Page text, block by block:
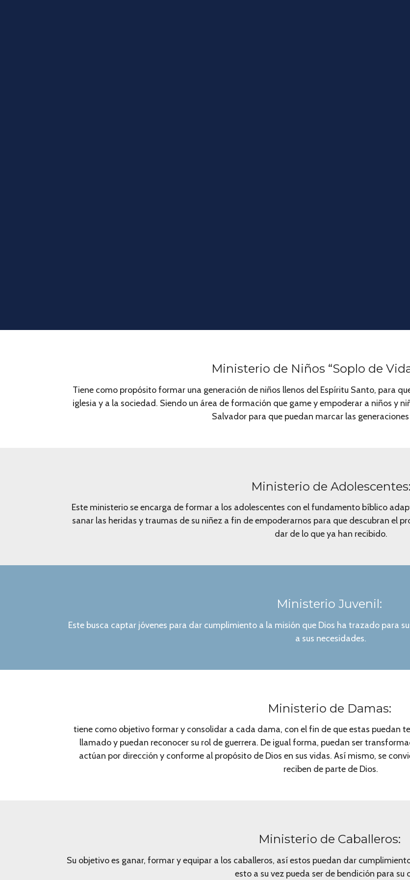
Ministerio de Niños “Soplo de
Tiene como propósito formar una generación de niños llenos del Espíritu Santo, para
iglesia y a la sociedad. Siendo un área de formación que game y empoderar a niños y
Salvador para que puedan marcar las
Ministerio de Adolescentes:
Este ministerio se encarga de formar a los adolescentes con el fundamento bíblico
sanar las heridas y traumas de su niñez a fin de empoderarnos para que descubran el
dar de lo que ya han recibido.
Ministerio Juvenil:
Este busca captar jóvenes para dar cumplimiento a la misión que Dios ha trazado para
a sus necesidades.
Ministerio de Damas:
tiene como objetivo formar y consolidar a cada dama, con el fin de que estas puedan
llamado y puedan reconocer su rol de guerrera. De igual forma, puedan ser
actúan por dirección y conforme al propósito de Dios en sus vidas. Así mismo, se
reciben de parte de Dios.
Ministerio de Caballeros:
Su objetivo es ganar, formar y equipar a los caballeros, así estos puedan dar
esto a su vez pueda ser de bendición para su